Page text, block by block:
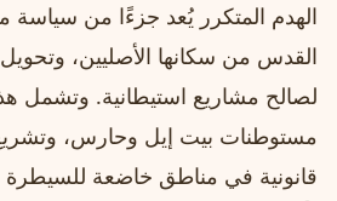
الهدم المتكرر يُعد جزءًا من سياسة
القدس من سكانها الأصليين،
لصالح مشاريع استيطانية. وتشمل
مستوطنات بيت إيل وحارس، وتشريع
قانونية في مناطق خاضعة للسيطرة